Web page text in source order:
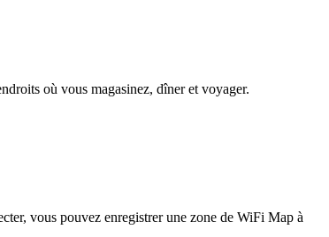
où vous magasinez, dîner et voyager.
vous pouvez enregistrer une zone de WiFi Map à